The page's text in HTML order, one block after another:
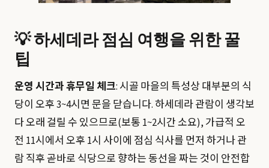
💡 하세데라 점심 여행을 위한 꿀
팁
운영 시간과 휴무일 체크: 시골 마을의 특성상 대부분의 식
당이 오후 3~4시면 문을 닫습니다. 하세데라 관람이 생각보
다 오래 걸릴 수 있으므로(보통 1~2시간 소요), 가급적 오
전 11시에서 오후 1시 사이에 점심 식사를 먼저 하거나 관
람 직후 곧바로 식당으로 향하는 동선을 짜는 것이 안전합